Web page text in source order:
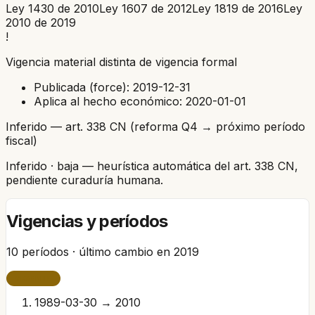
Ley 1430 de 2010Ley 1607 de 2012Ley 1819 de 2016Ley
2010 de 2019
!
Vigencia material distinta de vigencia formal
Publicada (force): 2019-12-31
Aplica al hecho económico: 2020-01-01
Inferido — art. 338 CN (reforma Q4 → próximo período
fiscal)
Inferido · baja — heurística automática del art. 338 CN,
pendiente curaduría humana.
Vigencias y períodos
10 períodos · último cambio en 2019
1989-03-30 → 2010